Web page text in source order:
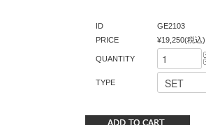
ID
GE2103
PRICE
¥19,250(税込)
QUANTITY
TYPE